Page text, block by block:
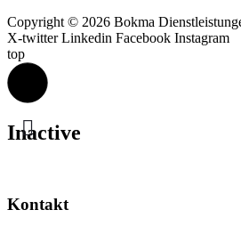
Copyright © 2026 Bokma
X-twitter Linkedin Facebook Instagram
top
Inactive
Kontakt